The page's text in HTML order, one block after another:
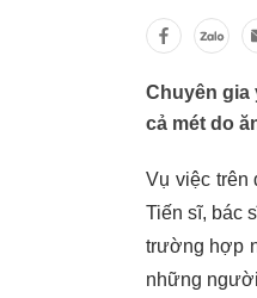
Chuyên gia
cả mét do
Vụ việc trên
Tiến sĩ, bác
trường hợp
những